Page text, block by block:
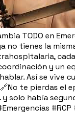
TODO en
no tienes la
y un
Así se vive
te pierdas el
y solo había